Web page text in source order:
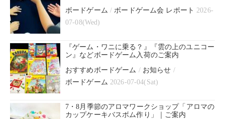
ボードゲーム / ボードゲーム会 レポート 2026-
07-08(Wed)
『ゲーム・ワニに乗る？』『雲の上のユニコー
ン』などボードゲーム入荷のご案内
おすすめボードゲーム / お知らせ /
ボードゲーム 2026-07-04(Sat)
7・8月季節のアロマワークショップ「アロマの
カップケーキバスボム作り」｜ご案内